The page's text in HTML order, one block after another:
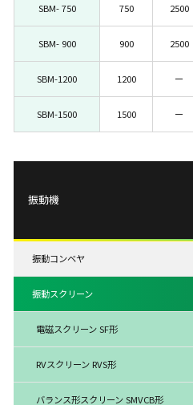
SBM- 750 750 2500
SBM- 900 900 2500
SBM-1200 1200 ー
SBM-1500 1500 ー
振動機
振動コンベヤ
振動スクリーン
電磁スクリーン SF形
RVスクリーン RVS形
バランス形スクリーン SMVCB形